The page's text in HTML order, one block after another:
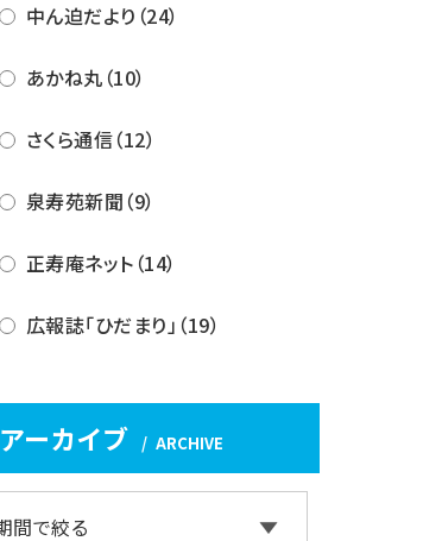
中ん迫だより（24）
あかね丸（10）
さくら通信（12）
泉寿苑新聞（9）
正寿庵ネット（14）
広報誌「ひだまり」（19）
アーカイブ ARCHIVE